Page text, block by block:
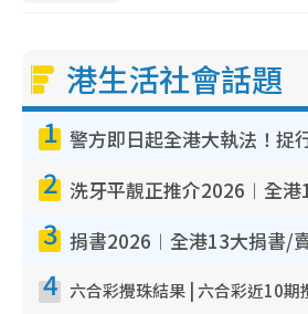
港生活社會話題
1
2
3
4